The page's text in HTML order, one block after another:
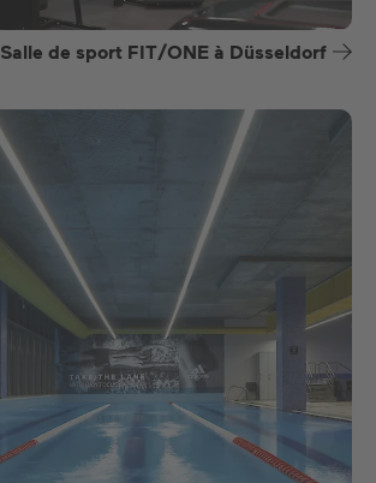
Salle de sport FIT/ONE à Düsseldorf